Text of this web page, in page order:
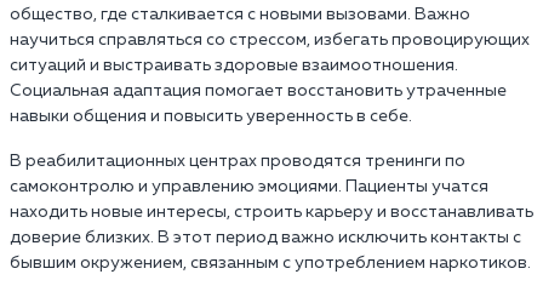
общество, где сталкивается с новыми вызовами. Важно
научиться справляться со стрессом, избегать провоцирующих
ситуаций и выстраивать здоровые взаимоотношения.
Социальная адаптация помогает восстановить утраченные
навыки общения и повысить уверенность в себе.
В реабилитационных центрах проводятся тренинги по
самоконтролю и управлению эмоциями. Пациенты учатся
находить новые интересы, строить карьеру и восстанавливать
доверие близких. В этот период важно исключить контакты с
бывшим окружением, связанным с употреблением наркотиков.